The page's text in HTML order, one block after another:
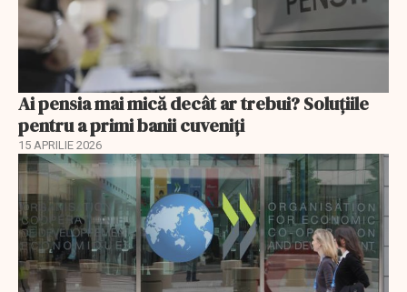
Ai pensia mai mică decât ar trebui? Soluţiile
pentru a primi banii cuveniţi
15 APRILIE 2026